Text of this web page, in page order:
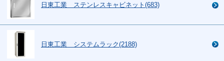
日東工業 ステンレスキャビネット(683)
日東工業 システムラック(2188)